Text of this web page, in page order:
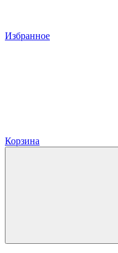
Избранное
Корзина